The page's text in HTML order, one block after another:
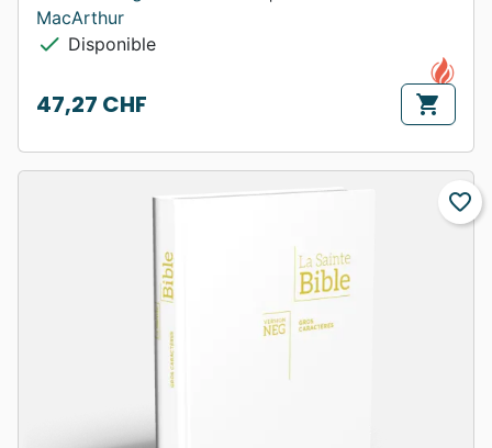
MacArthur
check Disponible
Prix
47,27 CHF shopping_cart
favorite_border